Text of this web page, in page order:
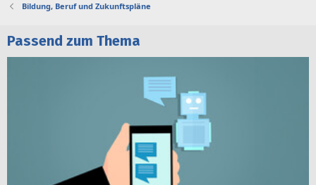
Bildung, Beruf und Zukunftspläne
Passend zum Thema